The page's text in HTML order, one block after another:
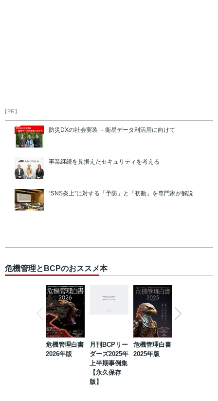
【PR】
防災DXの社会実装 －衛星データ利活用に向けて
事業継続を見据えたセキュリティを考える
“SNS炎上”に対する「予防」と「初動」を専門家が解説
危機管理とBCPのおススメ本
危機管理白書
2026年版
月刊BCPリー
ダーズ2025年
上半期事例集
【永久保存
版】
危機管理白書
2025年版